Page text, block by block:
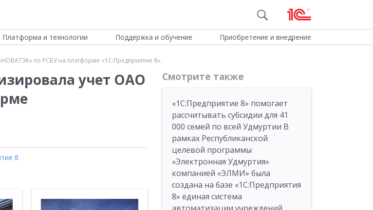
Платформа и технологии Поддержка и обучение Приобретение и внедрение
по РСБУ на платформе «1С:Предприятие 8».
учет ОАО
8
Смотрите также
«1С:Предприятие 8» помогает
рассчитывать субсидии для 41
000 семей по всей Удмуртии В
рамках Республиканской
целевой программы
«Электронная Удмуртия»
компанией «ЭЛМИ» была
создана на базе «1С:Предприятия
8» единая система